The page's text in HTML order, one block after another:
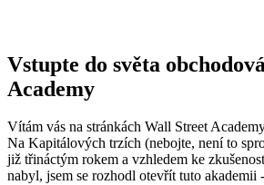
Vstupte do světa
Academy
Vítám vás na stránkách Wall Street
Na Kapitálových trzích (nebojte, není to
již třináctým rokem a vzhledem ke
nabyl, jsem se rozhodl otevřít tuto akademii -